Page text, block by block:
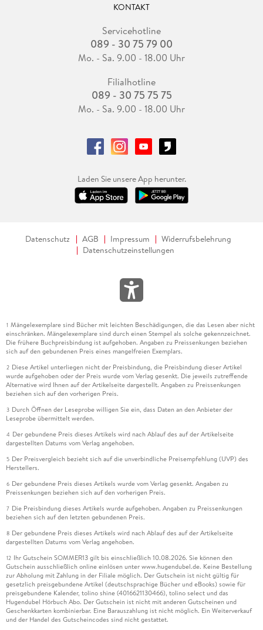
KONTAKT
Servicehotline
089 - 30 75 79 00
Mo. - Sa. 9.00 - 18.00 Uhr
Filialhotline
089 - 30 75 75 75
Mo. - Sa. 9.00 - 18.00 Uhr
Laden Sie unsere App herunter.
Datenschutz AGB Impressum
Widerrufsbelehrung
Datenschutzeinstellungen
1 Mängelexemplare sind Bücher mit leichten Beschädigungen, die das Lesen aber nicht
einschränken. Mängelexemplare sind durch einen Stempel als solche gekennzeichnet.
Die frühere Buchpreisbindung ist aufgehoben. Angaben zu Preissenkungen beziehen
sich auf den gebundenen Preis eines mangelfreien Exemplars.
2 Diese Artikel unterliegen nicht der Preisbindung, die Preisbindung dieser Artikel
wurde aufgehoben oder der Preis wurde vom Verlag gesenkt. Die jeweils zutreffende
Alternative wird Ihnen auf der Artikelseite dargestellt. Angaben zu Preissenkungen
beziehen sich auf den vorherigen Preis.
3 Durch Öffnen der Leseprobe willigen Sie ein, dass Daten an den Anbieter der
Leseprobe übermittelt werden.
4 Der gebundene Preis dieses Artikels wird nach Ablauf des auf der Artikelseite
dargestellten Datums vom Verlag angehoben.
5 Der Preisvergleich bezieht sich auf die unverbindliche Preisempfehlung (UVP) des
Herstellers.
6 Der gebundene Preis dieses Artikels wurde vom Verlag gesenkt. Angaben zu
Preissenkungen beziehen sich auf den vorherigen Preis.
7 Die Preisbindung dieses Artikels wurde aufgehoben. Angaben zu Preissenkungen
beziehen sich auf den letzten gebundenen Preis.
8 Der gebundene Preis dieses Artikels wird nach Ablauf des auf der Artikelseite
dargestellten Datums vom Verlag angehoben.
12 Ihr Gutschein SOMMER13 gilt bis einschließlich 10.08.2026. Sie können den
Gutschein ausschließlich online einlösen unter www.hugendubel.de. Keine Bestellung
zur Abholung mit Zahlung in der Filiale möglich. Der Gutschein ist nicht gültig für
gesetzlich preisgebundene Artikel (deutschsprachige Bücher und eBooks) sowie für
preisgebundene Kalender, tolino shine (4016621130466), tolino select und das
Hugendubel Hörbuch Abo. Der Gutschein ist nicht mit anderen Gutscheinen und
Geschenkkarten kombinierbar. Eine Barauszahlung ist nicht möglich. Ein Weiterverkauf
und der Handel des Gutscheincodes sind nicht gestattet.